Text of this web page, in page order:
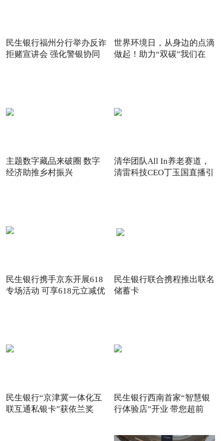
民生银行福州分行举办反诈
拒赌宣讲会 强化警银协同
世界环境日，从身边的点滴
做起！助力“双碳”我们在
主题数字藏品来破圈 数字
经济助推乡村振兴
清华团队All In养老赛道，
清雷科技CEO丁玉国直播引
民生银行携手京东开展618
专场活动 可享618元立减优
民生银行联合携程推出联名
储蓄卡
民生银行“京津冀一体化互
联互通私银卡”获依兰奖
民生银行西南首家“智慧银
行体验店”开业 带您超前